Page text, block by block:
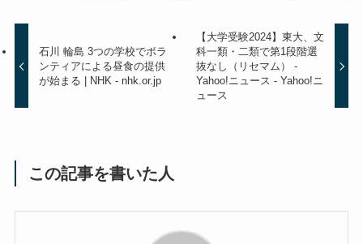
石川 輪島 3つの学校でボラ
ンティアによる昼食の提供
が始まる | NHK - nhk.or.jp
【大学受験2024】東大、文
科一類・二類で第1段階選
抜なし（リセマム） -
Yahoo!ニュース - Yahoo!ニ
ュース
この記事を書いた人